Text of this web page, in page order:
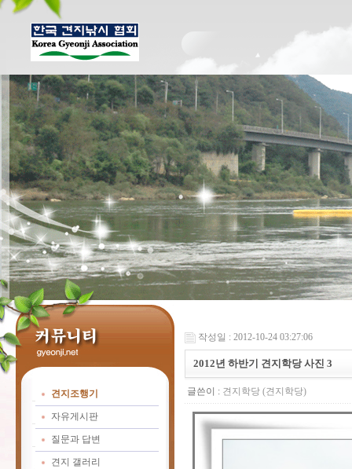
견지조행기
자유게시판
질문과 답변
견지 갤러리
작성일 : 2012-10-24 03:27:06
2012년 하반기 견지학당 사진 3
글쓴이 : 견지학당 (견지학당)